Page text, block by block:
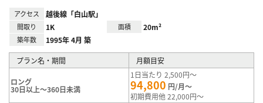
アクセス 越後線「白山駅」
間取り 1K 面積 20m²
築年数 1995年 4月 築
プラン名・期間 月額目安
ロング
30日以上～360日未満
1日当たり 2,500円～
94,800 円/月～
初期費用他 22,000円～